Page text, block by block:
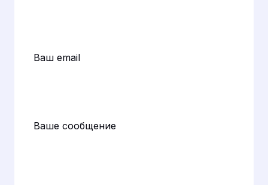
Ваш email
Ваше сообщение